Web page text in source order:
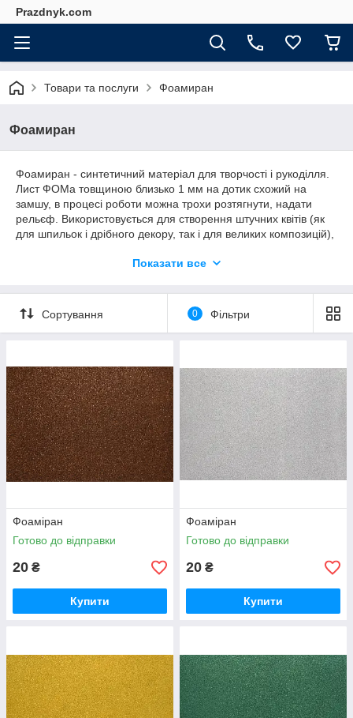
Prazdnyk.com
Товари та послуги Фоамиран
Фоамиран
Фоамиран - синтетичний матеріал для творчості і рукоділля.
Лист ФОМа товщиною близько 1 мм на дотик схожий на
замшу, в процесі роботи можна трохи розтягнути, надати
рельєф. Використовується для створення штучних квітів (як
для шпильок і дрібного декору, так і для великих композицій),
Показати все
Сортування 0 Фільтри
Фоаміран
Готово до відправки
20 ₴
Купити
Фоаміран
Готово до відправки
20 ₴
Купити